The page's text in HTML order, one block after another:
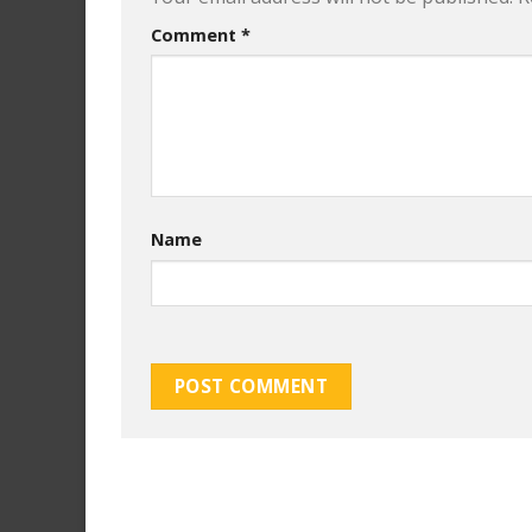
Comment *
Name